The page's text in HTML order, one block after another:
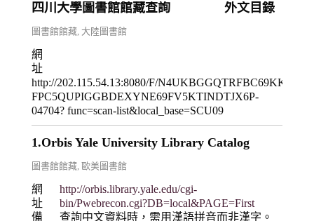
四川大學圖書館館藏查詢 外文目錄
圖書館館藏, 大陸圖書館
網
址
http://202.115.54.13:8080/F/N4UKBGGQTRFBC69KKK
FPC5QUPIGGBDEXYNE69FV5KTINDTJX6P-
04704? func=scan-list&local_base=SCU09
1.Orbis Yale University Library Catalog
圖書館館藏, 歐美圖書館
網
址
http://orbis.library.yale.edu/cgi-
bin/Pwebrecon.cgi?DB=local&PAGE=First
備
查詢中文資料時，需用漢語拼音而非漢字。